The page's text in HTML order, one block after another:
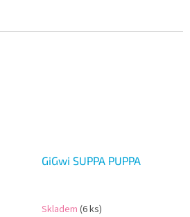
GiGwi SUPPA PUPPA
Skladem (6 ks)